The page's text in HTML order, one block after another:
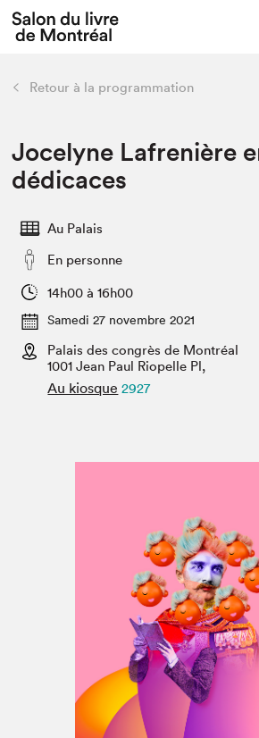
Espace exposant⋅e⋅s
Espace enseignant·e·s
L'événement
Préparer sa visite au
SLM PRO
retour
Préparer sa visite
Salon au Palais
Salon dans la ville et en ligne
Projets partenaires
Liens pratiques
Retour à la programmation
Jocelyne Lafrenière
dédicaces
Au Palais
En personne
14h00 à 16h00
Samedi 27 novembre 2021
Palais des congrès de Montréal
1001 Jean Paul Riopelle Pl,
Au kiosque 2927